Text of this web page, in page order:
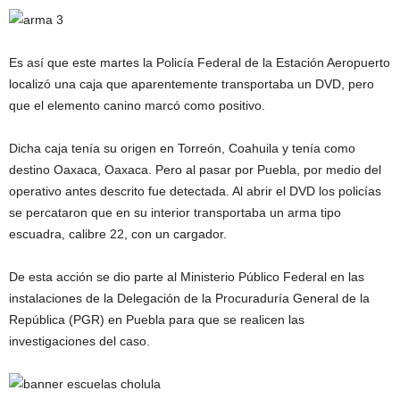
Es así que este martes la Policía Federal de la Estación Aeropuerto
localizó una caja que aparentemente transportaba un DVD, pero
que el elemento canino marcó como positivo.
Dicha caja tenía su origen en Torreón, Coahuila y tenía como
destino Oaxaca, Oaxaca. Pero al pasar por Puebla, por medio del
operativo antes descrito fue detectada. Al abrir el DVD los policías
se percataron que en su interior transportaba un arma tipo
escuadra, calibre 22, con un cargador.
De esta acción se dio parte al Ministerio Público Federal en las
instalaciones de la Delegación de la Procuraduría General de la
República (PGR) en Puebla para que se realicen las
investigaciones del caso.